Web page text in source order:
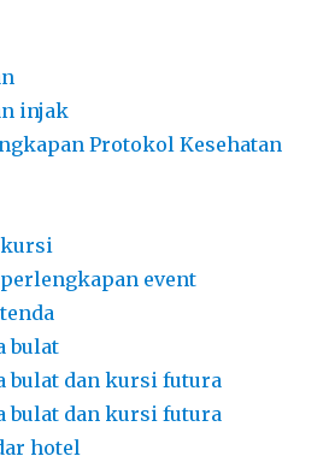
injak
Protokol Kesehatan
kursi
event
bulat
bulat dan kursi futura
bulat dan kursi futura
hotel